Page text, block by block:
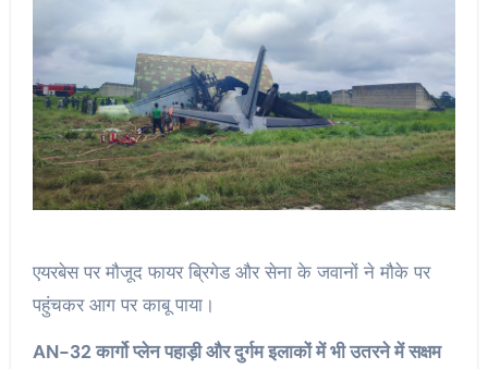
एयरबेस पर मौजूद फायर ब्रिगेड और सेना के जवानों ने मौके पर
पहुंचकर आग पर काबू पाया।
AN-32 कार्गो प्लेन पहाड़ी और दुर्गम इलाकों में भी उतरने में सक्षम